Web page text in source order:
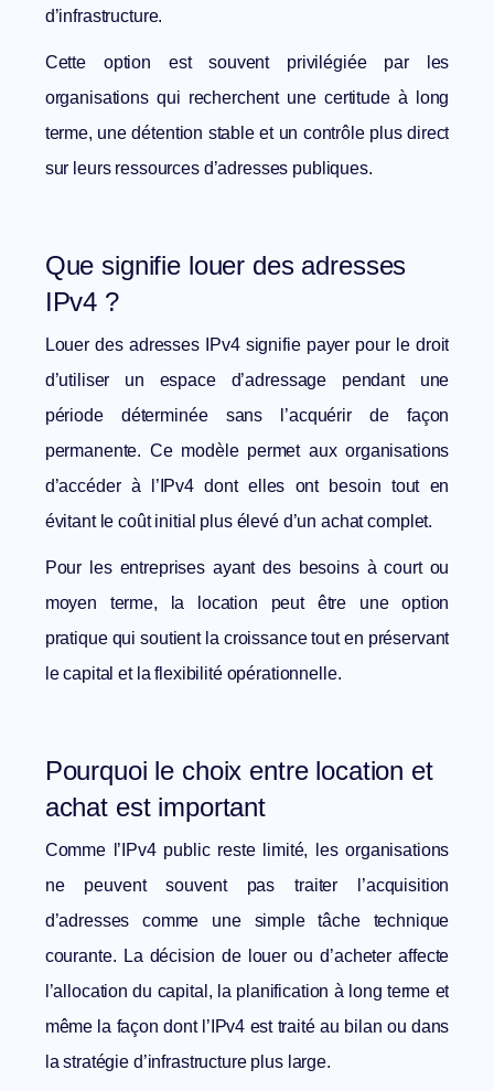
d’infrastructure.
Cette option est souvent privilégiée par les
organisations qui recherchent une certitude à long
terme, une détention stable et un contrôle plus direct
sur leurs ressources d’adresses publiques.
Que signifie louer des adresses
IPv4 ?
Louer des adresses IPv4 signifie payer pour le droit
d’utiliser un espace d’adressage pendant une
période déterminée sans l’acquérir de façon
permanente. Ce modèle permet aux organisations
d’accéder à l’IPv4 dont elles ont besoin tout en
évitant le coût initial plus élevé d’un achat complet.
Pour les entreprises ayant des besoins à court ou
moyen terme, la location peut être une option
pratique qui soutient la croissance tout en préservant
le capital et la flexibilité opérationnelle.
Pourquoi le choix entre location et
achat est important
Comme l’IPv4 public reste limité, les organisations
ne peuvent souvent pas traiter l’acquisition
d’adresses comme une simple tâche technique
courante. La décision de louer ou d’acheter affecte
l’allocation du capital, la planification à long terme et
même la façon dont l’IPv4 est traité au bilan ou dans
la stratégie d’infrastructure plus large.